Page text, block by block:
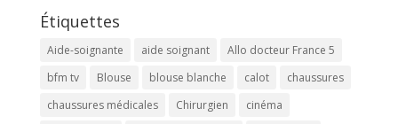
Étiquettes
Aide-soignante aide soignant
Allo docteur France 5
bfm tv
Blouse blouse blanche calot
chaussures
chaussures médicales
Chirurgien
cinéma